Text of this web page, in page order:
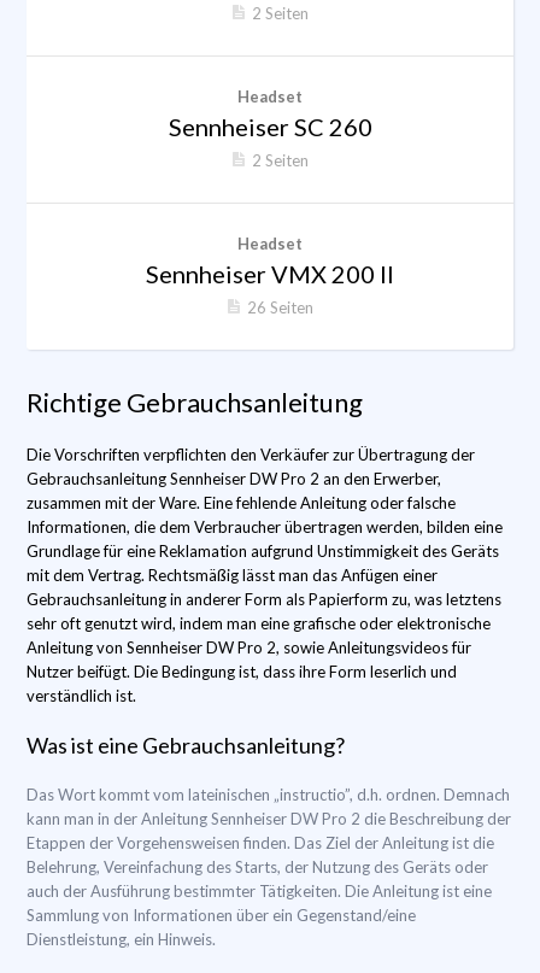
2 Seiten
Headset
Sennheiser SC 260
2 Seiten
Headset
Sennheiser VMX 200 II
26 Seiten
Richtige Gebrauchsanleitung
Die Vorschriften verpflichten den Verkäufer zur Übertragung der
Gebrauchsanleitung Sennheiser DW Pro 2 an den Erwerber,
zusammen mit der Ware. Eine fehlende Anleitung oder falsche
Informationen, die dem Verbraucher übertragen werden, bilden eine
Grundlage für eine Reklamation aufgrund Unstimmigkeit des Geräts
mit dem Vertrag. Rechtsmäßig lässt man das Anfügen einer
Gebrauchsanleitung in anderer Form als Papierform zu, was letztens
sehr oft genutzt wird, indem man eine grafische oder elektronische
Anleitung von Sennheiser DW Pro 2, sowie Anleitungsvideos für
Nutzer beifügt. Die Bedingung ist, dass ihre Form leserlich und
verständlich ist.
Was ist eine Gebrauchsanleitung?
Das Wort kommt vom lateinischen „instructio”, d.h. ordnen. Demnach
kann man in der Anleitung Sennheiser DW Pro 2 die Beschreibung der
Etappen der Vorgehensweisen finden. Das Ziel der Anleitung ist die
Belehrung, Vereinfachung des Starts, der Nutzung des Geräts oder
auch der Ausführung bestimmter Tätigkeiten. Die Anleitung ist eine
Sammlung von Informationen über ein Gegenstand/eine
Dienstleistung, ein Hinweis.